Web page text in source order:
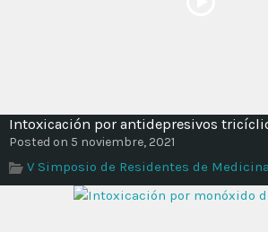
Intoxicación por antidepresivos
Posted on 5 noviembre, 2021
V Simposio de Residentes de